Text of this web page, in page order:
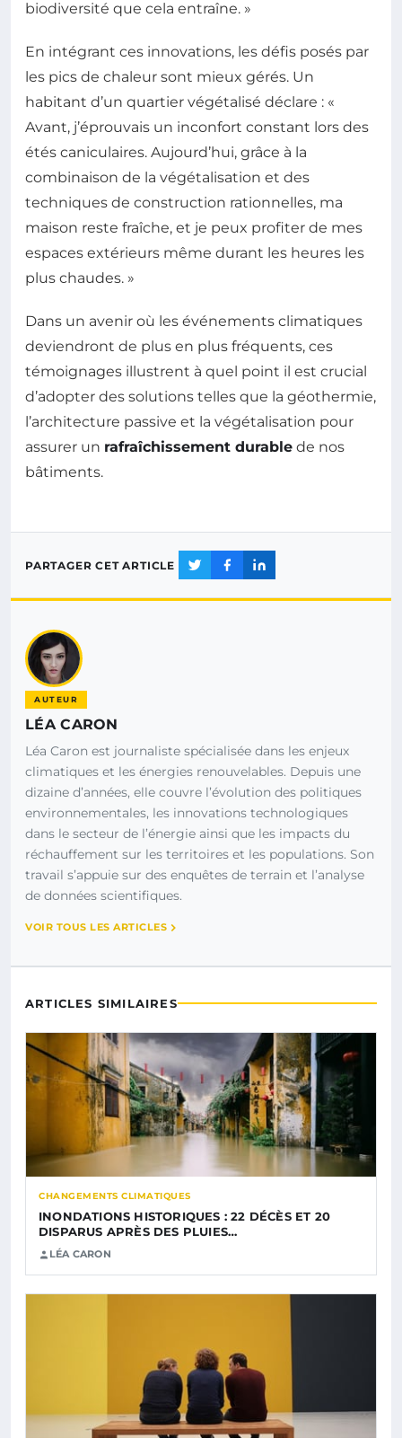
biodiversité que cela entraîne. »
En intégrant ces innovations, les défis posés par
les pics de chaleur sont mieux gérés. Un
habitant d’un quartier végétalisé déclare : «
Avant, j’éprouvais un inconfort constant lors des
étés caniculaires. Aujourd’hui, grâce à la
combinaison de la végétalisation et des
techniques de construction rationnelles, ma
maison reste fraîche, et je peux profiter de mes
espaces extérieurs même durant les heures les
plus chaudes. »
Dans un avenir où les événements climatiques
deviendront de plus en plus fréquents, ces
témoignages illustrent à quel point il est crucial
d’adopter des solutions telles que la géothermie,
l’architecture passive et la végétalisation pour
assurer un rafraîchissement durable de nos
bâtiments.
PARTAGER CET ARTICLE
AUTEUR
LÉA CARON
Léa Caron est journaliste spécialisée dans les enjeux
climatiques et les énergies renouvelables. Depuis une
dizaine d’années, elle couvre l’évolution des politiques
environnementales, les innovations technologiques
dans le secteur de l’énergie ainsi que les impacts du
réchauffement sur les territoires et les populations. Son
travail s’appuie sur des enquêtes de terrain et l’analyse
de données scientifiques.
VOIR TOUS LES ARTICLES
ARTICLES SIMILAIRES
CHANGEMENTS CLIMATIQUES
INONDATIONS HISTORIQUES : 22 DÉCÈS ET 20
DISPARUS APRÈS DES PLUIES…
LÉA CARON